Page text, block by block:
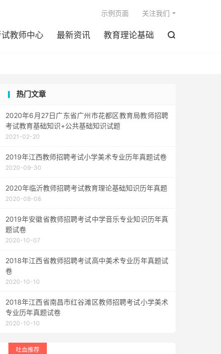
教师中心 最新资讯 教育理论基础 
示例页面 关注我们
热门文章
2020年6月27日广东省广州市花都区教育局教师招聘
考试教育基础知识+公共基础知识试题
2021-02-20
2019年江西教师招聘考试小学美术专业历年真题试卷
2020-09-30
2020年临沂教师招聘考试教育理论基础知识历年真题
2020-08-08
2019年安徽省教师招聘考试中学音乐专业知识历年真
题试卷
2020-10-07
2018年江西省教师招聘考试高中美术专业历年真题试
卷
2020-10-10
2018年江西省南昌市红谷滩区教师招聘考试小学美术
专业历年真题试卷
2020-10-10
吐血推荐